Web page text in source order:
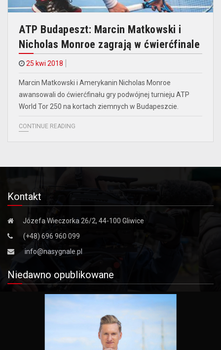
ATP Budapeszt: Marcin Matkowski i
Nicholas Monroe zagrają w ćwierćfinale
25 kwi 2018
Marcin Matkowski i Amerykanin Nicholas Monroe
awansowali do ćwierćfinału gry podwójnej turnieju ATP
World Tor 250 na kortach ziemnych w Budapeszcie.
CONTINUE READING
Kontakt
Józefa Wieczorka 26/2, 44-100 Gliwice
(+48) 696 960 099
info@nasygnale.pl
Niedawno opublikowane